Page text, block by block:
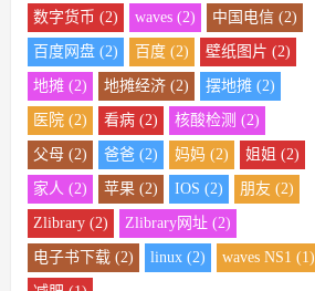
数字货币 (2) waves (2) 中国电信 (2)
百度网盘 (2) 百度 (2) 壁纸图片 (2)
地摊 (2) 地摊经济 (2) 摆地摊 (2)
医院 (2) 看病 (2) 核酸检测 (2)
父母 (2) 爸爸 (2) 妈妈 (2) 姐姐 (2)
家人 (2) 苹果 (2) IOS (2) 朋友 (2)
Zlibrary (2) Zlibrary网址 (2)
电子书下载 (2) linux (2) waves NS1 (1)